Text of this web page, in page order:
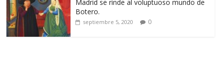
Madrid se rinde al voluptuoso mundo de
Botero.
septiembre 5, 2020 0